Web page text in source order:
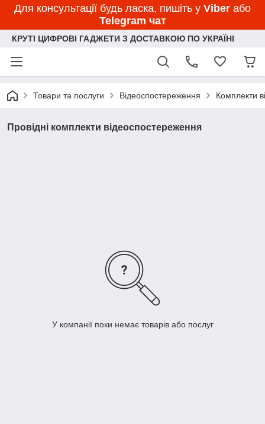
Для консультації будь ласка, пишіть у Viber або
Telegram чат
КРУТІ ЦИФРОВІ ГАДЖЕТИ З ДОСТАВКОЮ ПО УКРАЇНІ
Товари та послуги Відеоспостереження Комплекти
Провідні комплекти відеоспостереження
У компанії поки немає товарів або послуг